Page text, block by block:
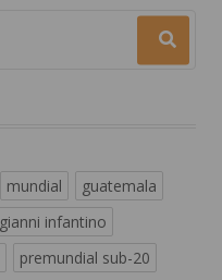
mundial
guatemala
gianni infantino
premundial sub-20